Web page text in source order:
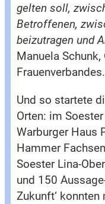
gelten soll,
Betroffenen,
beizutragen und
Manuela
Frauenverbandes.
Und so startete
Orten: im
Warburger Haus
Hammer
Soester Lina-
und 150
Zukunft‘